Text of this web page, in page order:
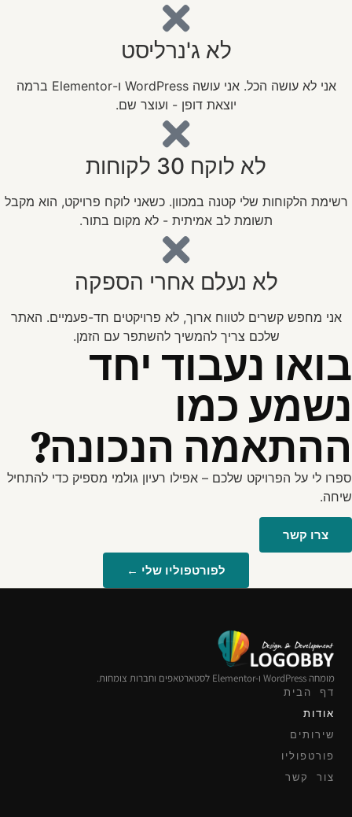
לא ג'נרליסט
אני לא עושה הכל. אני עושה WordPress ו-Elementor ברמה
יוצאת דופן - ועוצר שם.
לא לוקח 30 לקוחות
רשימת הלקוחות שלי קטנה במכוון. כשאני לוקח פרויקט, הוא מקבל
תשומת לב אמיתית - לא מקום בתור.
לא נעלם אחרי הספקה
אני מחפש קשרים לטווח ארוך, לא פרויקטים חד-פעמיים. האתר
שלכם צריך להמשיך להשתפר עם הזמן.
בואו נעבוד יחד
נשמע כמו
ההתאמה הנכונה?
ספרו לי על הפרויקט שלכם – אפילו רעיון גולמי מספיק כדי להתחיל
שיחה.
צרו קשר
לפורטפוליו שלי ←
מומחה WordPress ו-Elementor לסטארטאפים וחברות צומחות.
דף הבית
אודות
שירותים
פורטפוליו
צור קשר